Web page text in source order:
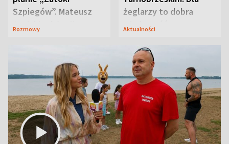
Szpiegów”. Mateusz
Janicki odsłonił
Rozmowy
żeglarzy to dobra
wiadomość
Aktualności